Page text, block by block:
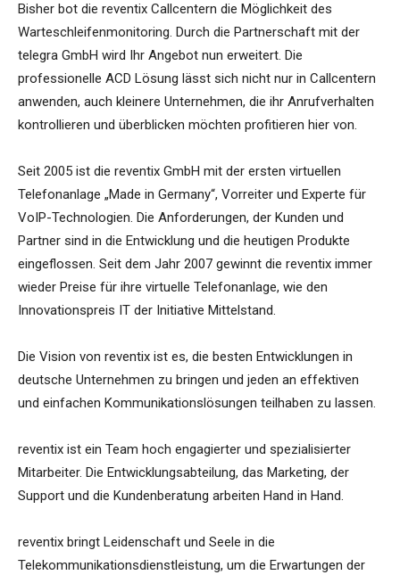
Bisher bot die reventix Callcentern die Möglichkeit des
Warteschleifenmonitoring. Durch die Partnerschaft mit der
telegra GmbH wird Ihr Angebot nun erweitert. Die
professionelle ACD Lösung lässt sich nicht nur in Callcentern
anwenden, auch kleinere Unternehmen, die ihr Anrufverhalten
kontrollieren und überblicken möchten profitieren hier von.
Seit 2005 ist die reventix GmbH mit der ersten virtuellen
Telefonanlage „Made in Germany“, Vorreiter und Experte für
VoIP-Technologien. Die Anforderungen, der Kunden und
Partner sind in die Entwicklung und die heutigen Produkte
eingeflossen. Seit dem Jahr 2007 gewinnt die reventix immer
wieder Preise für ihre virtuelle Telefonanlage, wie den
Innovationspreis IT der Initiative Mittelstand.
Die Vision von reventix ist es, die besten Entwicklungen in
deutsche Unternehmen zu bringen und jeden an effektiven
und einfachen Kommunikationslösungen teilhaben zu lassen.
reventix ist ein Team hoch engagierter und spezialisierter
Mitarbeiter. Die Entwicklungsabteilung, das Marketing, der
Support und die Kundenberatung arbeiten Hand in Hand.
reventix bringt Leidenschaft und Seele in die
Telekommunikationsdienstleistung, um die Erwartungen der